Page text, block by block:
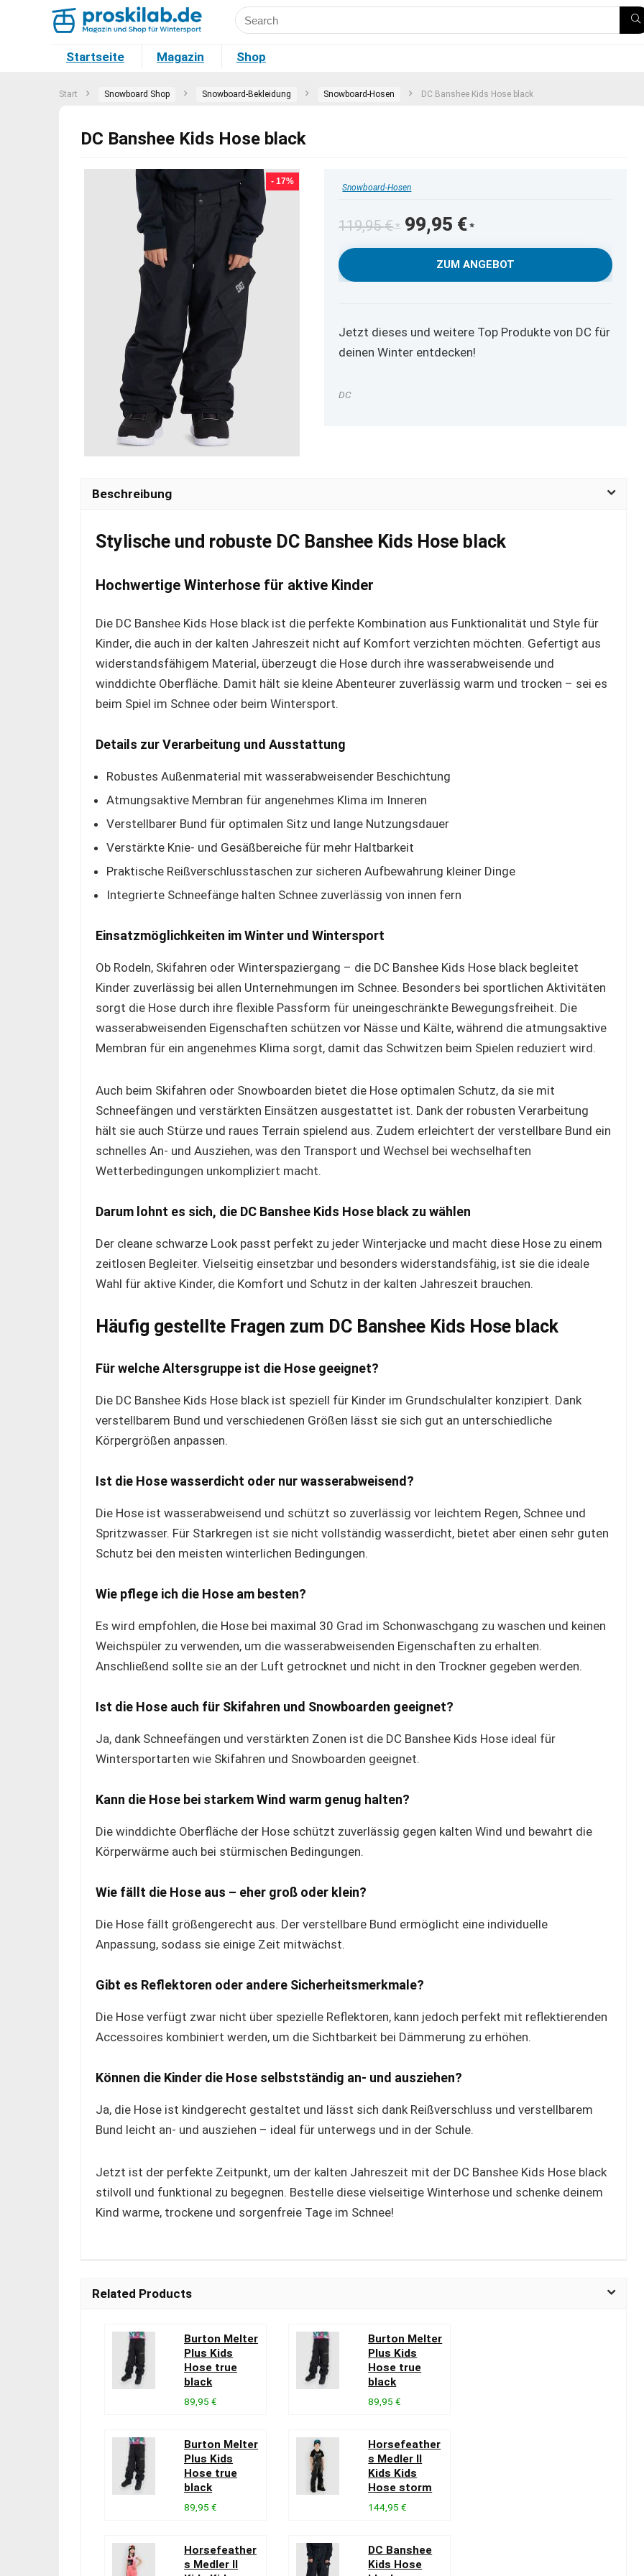
Startseite Magazin Shop
Start Snowboard Shop Snowboard-Bekleidung Snowboard-Hosen DC Banshee Kids Hose black
DC Banshee Kids Hose black
- 17%
Snowboard-Hosen
119,95€
Ursprünglicher
Preis
war:
119,95 €
99,95 € Aktueller
Preis
ist:
99,95 €.
ZUM ANGEBOT
Jetzt dieses und weitere Top Produkte von DC für
deinen Winter entdecken!
DC
Beschreibung
Stylische und robuste DC Banshee Kids Hose black
Hochwertige Winterhose für aktive Kinder
Die DC Banshee Kids Hose black ist die perfekte Kombination aus Funktionalität und Style für
Kinder, die auch in der kalten Jahreszeit nicht auf Komfort verzichten möchten. Gefertigt aus
widerstandsfähigem Material, überzeugt die Hose durch ihre wasserabweisende und
winddichte Oberfläche. Damit hält sie kleine Abenteurer zuverlässig warm und trocken – sei es
beim Spiel im Schnee oder beim Wintersport.
Details zur Verarbeitung und Ausstattung
Robustes Außenmaterial mit wasserabweisender Beschichtung
Atmungsaktive Membran für angenehmes Klima im Inneren
Verstellbarer Bund für optimalen Sitz und lange Nutzungsdauer
Verstärkte Knie- und Gesäßbereiche für mehr Haltbarkeit
Praktische Reißverschlusstaschen zur sicheren Aufbewahrung kleiner Dinge
Integrierte Schneefänge halten Schnee zuverlässig von innen fern
Einsatzmöglichkeiten im Winter und Wintersport
Ob Rodeln, Skifahren oder Winterspaziergang – die DC Banshee Kids Hose black begleitet
Kinder zuverlässig bei allen Unternehmungen im Schnee. Besonders bei sportlichen Aktivitäten
sorgt die Hose durch ihre flexible Passform für uneingeschränkte Bewegungsfreiheit. Die
wasserabweisenden Eigenschaften schützen vor Nässe und Kälte, während die atmungsaktive
Membran für ein angenehmes Klima sorgt, damit das Schwitzen beim Spielen reduziert wird.
Auch beim Skifahren oder Snowboarden bietet die Hose optimalen Schutz, da sie mit
Schneefängen und verstärkten Einsätzen ausgestattet ist. Dank der robusten Verarbeitung
hält sie auch Stürze und raues Terrain spielend aus. Zudem erleichtert der verstellbare Bund ein
schnelles An- und Ausziehen, was den Transport und Wechsel bei wechselhaften
Wetterbedingungen unkompliziert macht.
Darum lohnt es sich, die DC Banshee Kids Hose black zu wählen
Der cleane schwarze Look passt perfekt zu jeder Winterjacke und macht diese Hose zu einem
zeitlosen Begleiter. Vielseitig einsetzbar und besonders widerstandsfähig, ist sie die ideale
Wahl für aktive Kinder, die Komfort und Schutz in der kalten Jahreszeit brauchen.
Häufig gestellte Fragen zum DC Banshee Kids Hose black
Für welche Altersgruppe ist die Hose geeignet?
Die DC Banshee Kids Hose black ist speziell für Kinder im Grundschulalter konzipiert. Dank
verstellbarem Bund und verschiedenen Größen lässt sie sich gut an unterschiedliche
Körpergrößen anpassen.
Ist die Hose wasserdicht oder nur wasserabweisend?
Die Hose ist wasserabweisend und schützt so zuverlässig vor leichtem Regen, Schnee und
Spritzwasser. Für Starkregen ist sie nicht vollständig wasserdicht, bietet aber einen sehr guten
Schutz bei den meisten winterlichen Bedingungen.
Wie pflege ich die Hose am besten?
Es wird empfohlen, die Hose bei maximal 30 Grad im Schonwaschgang zu waschen und keinen
Weichspüler zu verwenden, um die wasserabweisenden Eigenschaften zu erhalten.
Anschließend sollte sie an der Luft getrocknet und nicht in den Trockner gegeben werden.
Ist die Hose auch für Skifahren und Snowboarden geeignet?
Ja, dank Schneefängen und verstärkten Zonen ist die DC Banshee Kids Hose ideal für
Wintersportarten wie Skifahren und Snowboarden geeignet.
Kann die Hose bei starkem Wind warm genug halten?
Die winddichte Oberfläche der Hose schützt zuverlässig gegen kalten Wind und bewahrt die
Körperwärme auch bei stürmischen Bedingungen.
Wie fällt die Hose aus – eher groß oder klein?
Die Hose fällt größengerecht aus. Der verstellbare Bund ermöglicht eine individuelle
Anpassung, sodass sie einige Zeit mitwächst.
Gibt es Reflektoren oder andere Sicherheitsmerkmale?
Die Hose verfügt zwar nicht über spezielle Reflektoren, kann jedoch perfekt mit reflektierenden
Accessoires kombiniert werden, um die Sichtbarkeit bei Dämmerung zu erhöhen.
Können die Kinder die Hose selbstständig an- und ausziehen?
Ja, die Hose ist kindgerecht gestaltet und lässt sich dank Reißverschluss und verstellbarem
Bund leicht an- und ausziehen – ideal für unterwegs und in der Schule.
Jetzt ist der perfekte Zeitpunkt, um der kalten Jahreszeit mit der DC Banshee Kids Hose black
stilvoll und funktional zu begegnen. Bestelle diese vielseitige Winterhose und schenke deinem
Kind warme, trockene und sorgenfreie Tage im Schnee!
Related Products
Burton Melter
Plus Kids
Hose true
black
89,95 €
Burton Melter
Plus Kids
Hose true
black
89,95 €
Burton Melter
Plus Kids
Hose true
black
89,95 €
Horsefeather
s Medler II
Kids Kids
Hose storm
144,95 €
Horsefeather
s Medler II
DC Banshee
Kids Hose